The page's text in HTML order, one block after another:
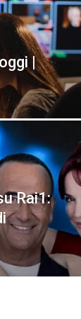
|
Rai1: